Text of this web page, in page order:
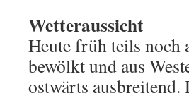
Wetteraussicht
Heute früh teils noch
bewölkt und aus
ostwärts